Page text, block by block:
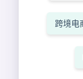
跨境电